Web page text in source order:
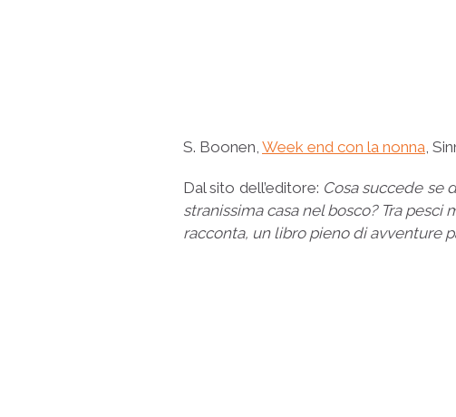
S. Boonen, Week end con la nonna,
Dal sito dell’editore: Cosa succede se
stranissima casa nel bosco? Tra
racconta, un libro pieno di avventure